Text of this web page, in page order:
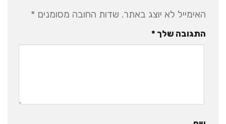
האימייל לא יוצג באתר. שדות החובה מסומנים *
התגובה שלך *